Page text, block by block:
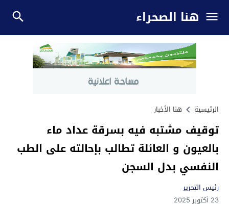
هنا الصحراء
الرئيسية هنا الأخبار
توقيف مشتبه فيه بسرقة عداد ماء
بالعيون و العائلة تطالب بإحالته على الطب
النفسي بدل السجن
رئيس التحرير
23 أكتوبر 2025